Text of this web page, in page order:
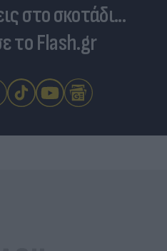
στο σκοτάδι...
το Flash.gr